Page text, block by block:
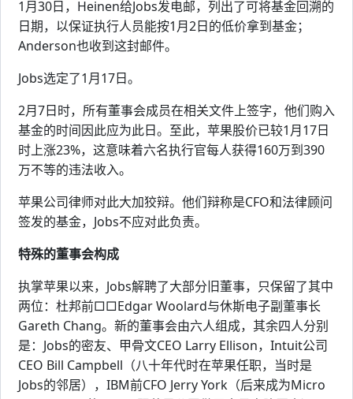
1月30日，Heinen给Jobs发电邮，列出了可将基金回溯的
日期，以保证执行人员能按1月2日的低价拿到基金；
Anderson也收到这封邮件。
Jobs选定了1月17日。
2月7日时，所有董事会成员在相关文件上签字，他们购入
基金的时间因此应为此日。至此，苹果股价已较1月17日
时上涨23%，这意味着六名执行官每人获得160万到390
万不等的违法收入。
苹果公司律师对此大加狡辩。他们辩称是CFO和法律顾问
签发的基金，Jobs不应对此负责。
特殊的董事会构成
执掌苹果以来，Jobs解聘了大部分旧董事，只保留了其中
两位：杜邦前□□Edgar Woolard与休斯电子副董事长
Gareth Chang。新的董事会由六人组成，其余四人分别
是：Jobs的密友、甲骨文CEO Larry Ellison，Intuit公司
CEO Bill Campbell（八十年代时在苹果任职，当时是
Jobs的邻居），IBM前CFO Jerry York（后来成为Micro